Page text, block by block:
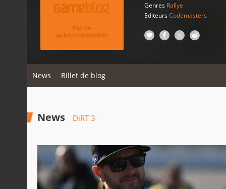
Genres Rallye
EditeursCodemasters
News Billet de blog
News DiRT 3